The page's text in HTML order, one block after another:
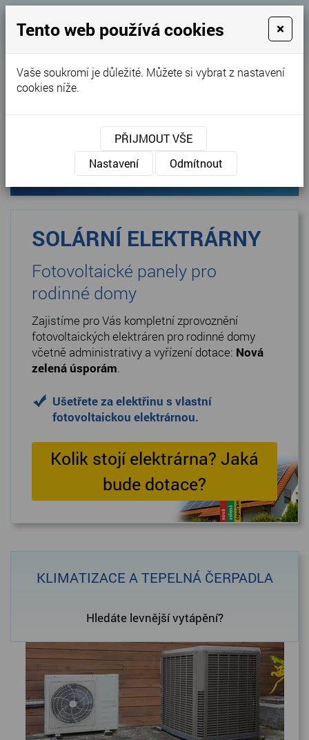
Energie a úsporné technologie pro rodinné
Kontaktujte nás +420 603 160 425
MENU
SOLÁRNÍ ELEKTRÁRNY
Fotovoltaické panely pro
rodinné domy
Zajistíme pro Vás kompletní zprovoznění
fotovoltaických elektráren pro rodinné domy
včetně administrativy a vyřízení dotace: Nová
zelená úsporám.
Ušetřete za elektřinu s vlastní
fotovoltaickou elektrárnou.
Kolik stojí elektrárna? Jaká
bude dotace?
KLIMATIZACE A TEPELNÁ ČERPADLA
Hledáte levnější vytápění?
Tento web používá cookies ×
Vaše soukromí je důležité. Můžete si vybrat z nastavení
cookies níže.
PŘIJMOUT VŠE
Nastavení
Odmítnout